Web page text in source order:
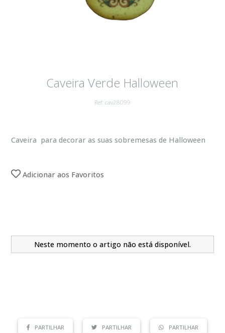
Caveira Verde Halloween
Ref: cav28099
Caveira para decorar as suas sobremesas de Halloween
Adicionar aos Favoritos
Neste momento o artigo não está disponível.
PARTILHAR PARTILHAR PARTILHAR